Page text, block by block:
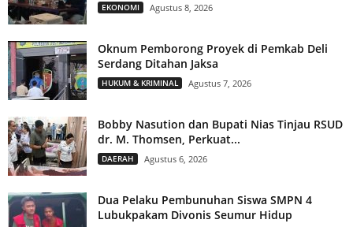
EKONOMI Agustus 8, 2026
Oknum Pemborong Proyek di Pemkab Deli
Serdang Ditahan Jaksa
HUKUM & KRIMINAL Agustus 7, 2026
Bobby Nasution dan Bupati Nias Tinjau RSUD
dr. M. Thomsen, Perkuat...
DAERAH Agustus 6, 2026
Dua Pelaku Pembunuhan Siswa SMPN 4
Lubukpakam Divonis Seumur Hidup